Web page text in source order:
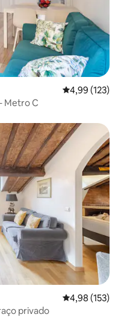
Classificação
4,99 (123)
Metro C
Classificação
4,98 (153)
privado